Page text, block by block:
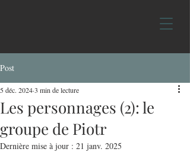
Post
Les personnages (2): le
groupe de Piotr
5 déc. 20243 min de lecture
Dernière mise à jour : 21 janv. 2025